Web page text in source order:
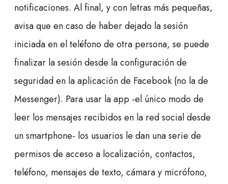
notificaciones. Al final, y con letras más pequeñas,
avisa que en caso de haber dejado la sesión
iniciada en el teléfono de otra persona, se puede
finalizar la sesión desde la configuración de
seguridad en la aplicación de Facebook (no la de
Messenger). Para usar la app -el único modo de
leer los mensajes recibidos en la red social desde
un smartphone- los usuarios le dan una serie de
permisos de acceso a localización, contactos,
teléfono, mensajes de texto, cámara y micrófono,